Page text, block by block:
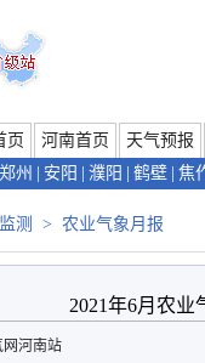
页 河南首页
天气预报
郑州
安阳 濮阳 鹤壁 焦
测 > 农业气象月报
2021年6月农业
网河南站